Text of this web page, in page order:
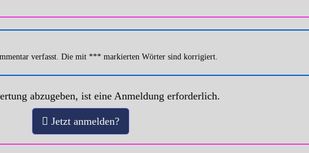
verfasst. Die mit *** markierten Wörter sind korrigiert.
abzugeben, ist eine Anmeldung erforderlich.
Jetzt anmelden?